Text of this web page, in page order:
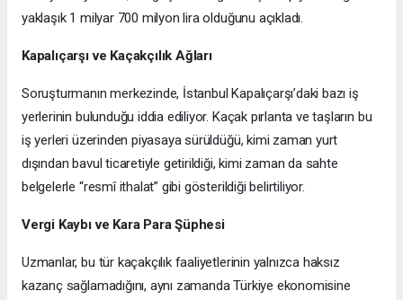
yaklaşık 1 milyar 700 milyon lira olduğunu açıkladı.
Kapalıçarşı ve Kaçakçılık Ağları
Soruşturmanın merkezinde, İstanbul Kapalıçarşı’daki bazı iş
yerlerinin bulunduğu iddia ediliyor. Kaçak pırlanta ve taşların bu
iş yerleri üzerinden piyasaya sürüldüğü, kimi zaman yurt
dışından bavul ticaretiyle getirildiği, kimi zaman da sahte
belgelerle “resmî ithalat” gibi gösterildiği belirtiliyor.
Vergi Kaybı ve Kara Para Şüphesi
Uzmanlar, bu tür kaçakçılık faaliyetlerinin yalnızca haksız
kazanç sağlamadığını, aynı zamanda Türkiye ekonomisine